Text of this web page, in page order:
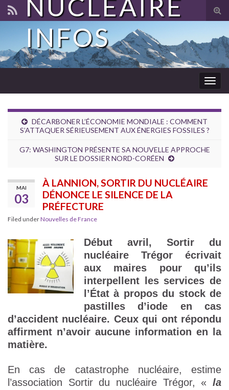
NUCLÉAIRE
INFOS
DÉCARBONER L’ÉCONOMIE MONDIALE : COMMENT
S’ATTAQUER SÉRIEUSEMENT AUX ÉNERGIES FOSSILES ?
G7: WASHINGTON PRÉSENTE SA NOUVELLE APPROCHE
SUR LE DOSSIER NORD-CORÉEN
MAI
03
À LANNION, SORTIR DU NUCLÉAIRE
DÉNONCE LE SILENCE DE LA
PRÉFECTURE
Filed underNouvelles de France
Début avril, Sortir du
nucléaire Trégor écrivait
aux maires pour qu’ils
interpellent les services de
l’État à propos du stock de
pastilles d’iode en cas
d’accident nucléaire. Ceux qui ont répondu
affirment n’avoir aucune information en la
matière.
En cas de catastrophe nucléaire, estime
l’association Sortir du nucléaire Trégor, « la